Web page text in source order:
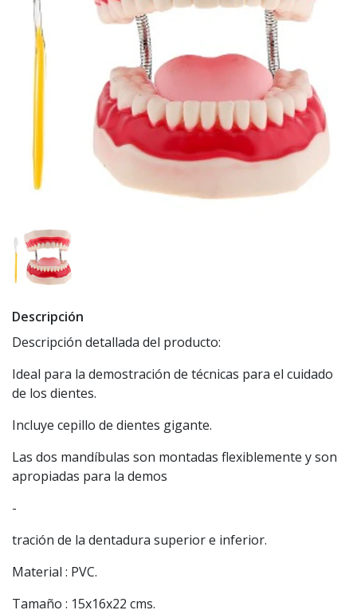
Descripción
Descripción detallada del producto:
Ideal para la demostración de técnicas para el cuidado
de los dientes.
Incluye cepillo de dientes gigante.
Las dos mandíbulas son montadas flexiblemente y son
apropiadas para la demos
-
tración de la dentadura superior e inferior.
Material : PVC.
Tamaño : 15x16x22 cms.